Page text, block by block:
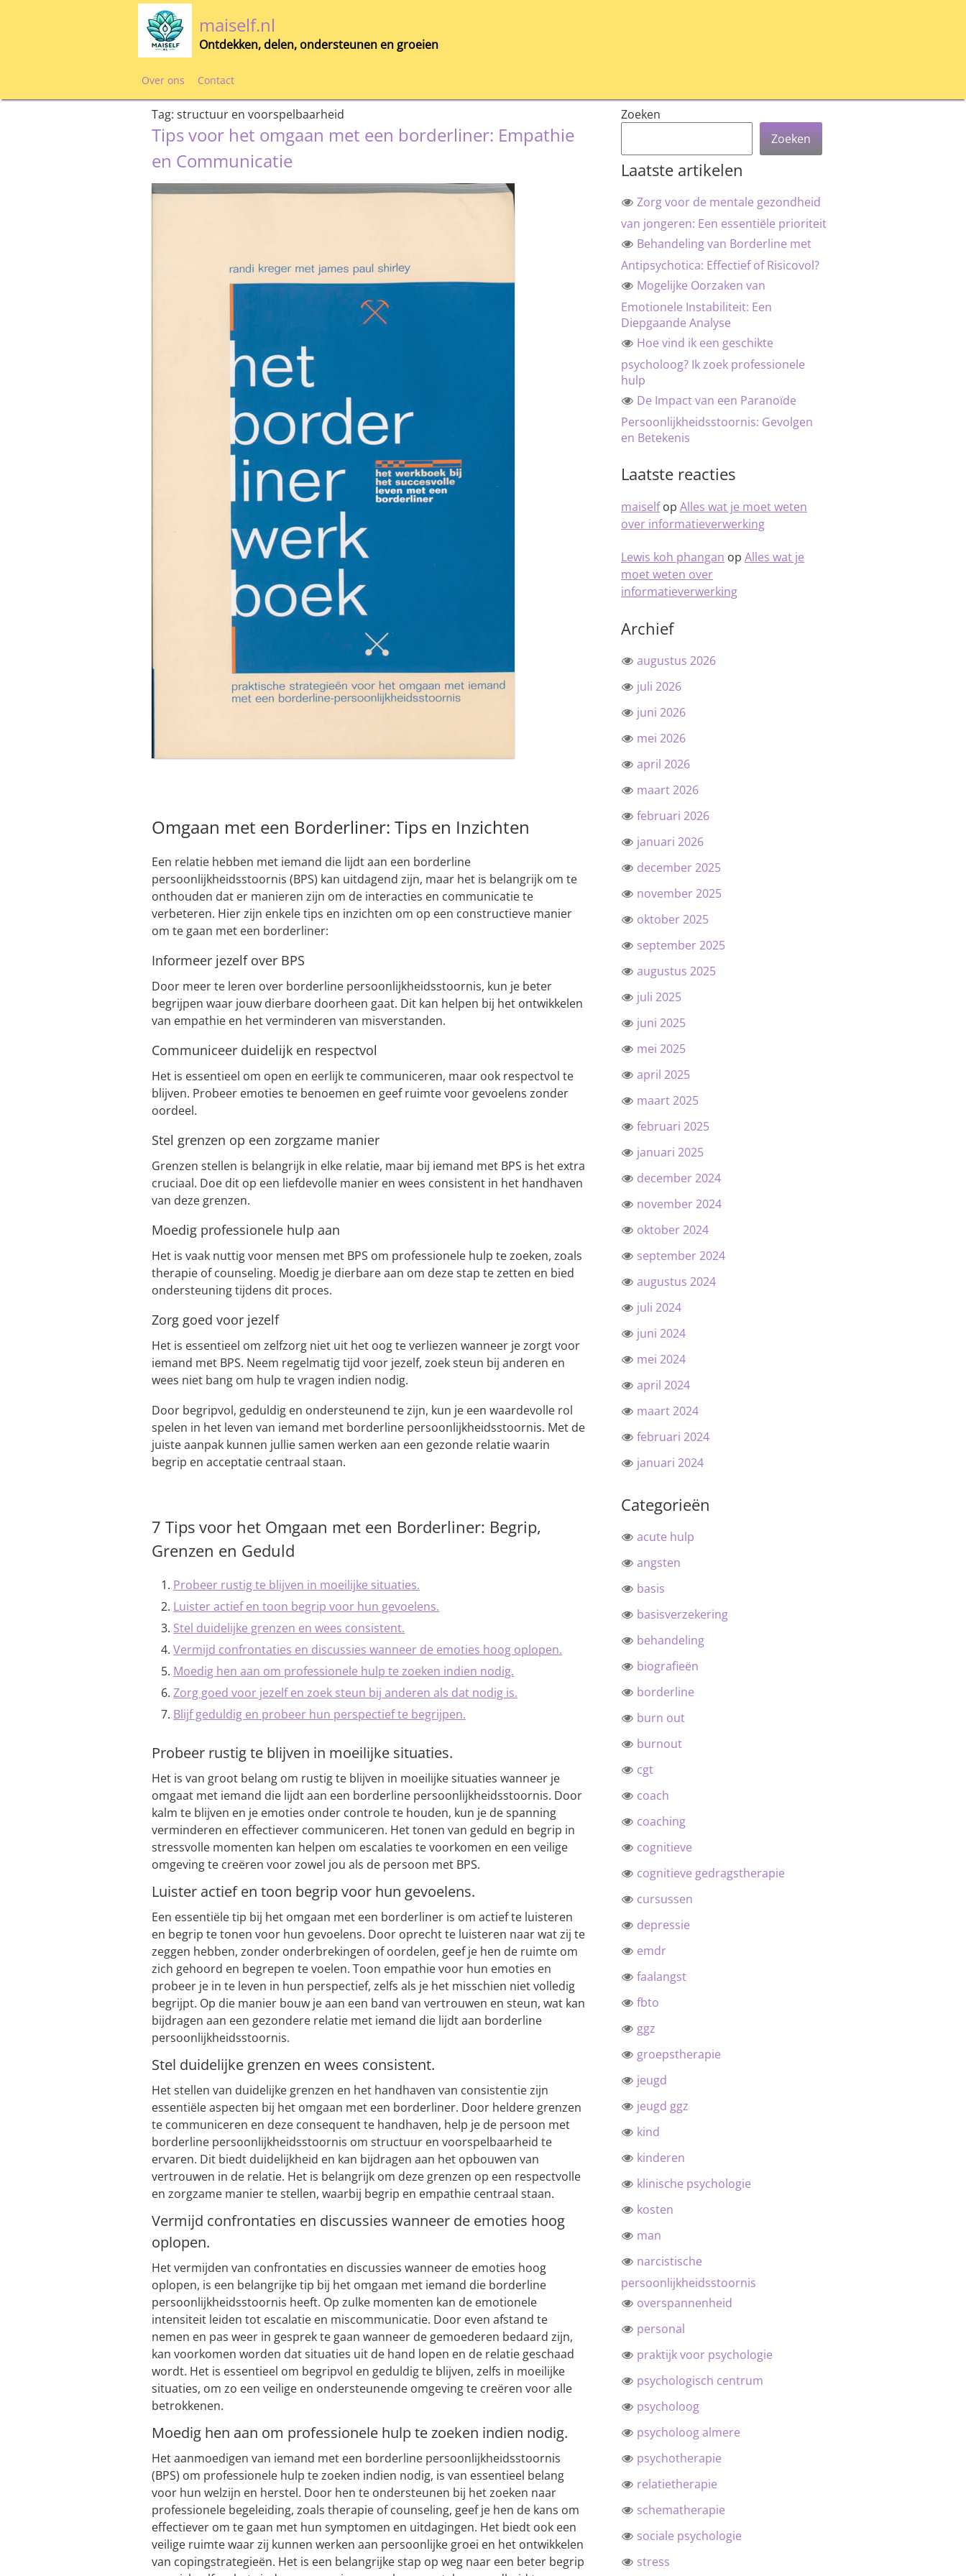
maiself.nl
Ontdekken, delen, ondersteunen en groeien
Over ons Contact
Tag:structuur en voorspelbaarheid
Tips voor het omgaan met een borderliner: Empathie
en Communicatie
Omgaan met een Borderliner: Tips en Inzichten
Een relatie hebben met iemand die lijdt aan een borderline
persoonlijkheidsstoornis (BPS) kan uitdagend zijn, maar het is belangrijk om te
onthouden dat er manieren zijn om de interacties en communicatie te
verbeteren. Hier zijn enkele tips en inzichten om op een constructieve manier
om te gaan met een borderliner:
Informeer jezelf over BPS
Door meer te leren over borderline persoonlijkheidsstoornis, kun je beter
begrijpen waar jouw dierbare doorheen gaat. Dit kan helpen bij het ontwikkelen
van empathie en het verminderen van misverstanden.
Communiceer duidelijk en respectvol
Het is essentieel om open en eerlijk te communiceren, maar ook respectvol te
blijven. Probeer emoties te benoemen en geef ruimte voor gevoelens zonder
oordeel.
Stel grenzen op een zorgzame manier
Grenzen stellen is belangrijk in elke relatie, maar bij iemand met BPS is het extra
cruciaal. Doe dit op een liefdevolle manier en wees consistent in het handhaven
van deze grenzen.
Moedig professionele hulp aan
Het is vaak nuttig voor mensen met BPS om professionele hulp te zoeken, zoals
therapie of counseling. Moedig je dierbare aan om deze stap te zetten en bied
ondersteuning tijdens dit proces.
Zorg goed voor jezelf
Het is essentieel om zelfzorg niet uit het oog te verliezen wanneer je zorgt voor
iemand met BPS. Neem regelmatig tijd voor jezelf, zoek steun bij anderen en
wees niet bang om hulp te vragen indien nodig.
Door begripvol, geduldig en ondersteunend te zijn, kun je een waardevolle rol
spelen in het leven van iemand met borderline persoonlijkheidsstoornis. Met de
juiste aanpak kunnen jullie samen werken aan een gezonde relatie waarin
begrip en acceptatie centraal staan.
7 Tips voor het Omgaan met een Borderliner: Begrip,
Grenzen en Geduld
Probeer rustig te blijven in moeilijke situaties.
Luister actief en toon begrip voor hun gevoelens.
Stel duidelijke grenzen en wees consistent.
Vermijd confrontaties en discussies wanneer de emoties hoog oplopen.
Moedig hen aan om professionele hulp te zoeken indien nodig.
Zorg goed voor jezelf en zoek steun bij anderen als dat nodig is.
Blijf geduldig en probeer hun perspectief te begrijpen.
Probeer rustig te blijven in moeilijke situaties.
Het is van groot belang om rustig te blijven in moeilijke situaties wanneer je
omgaat met iemand die lijdt aan een borderline persoonlijkheidsstoornis. Door
kalm te blijven en je emoties onder controle te houden, kun je de spanning
verminderen en effectiever communiceren. Het tonen van geduld en begrip in
stressvolle momenten kan helpen om escalaties te voorkomen en een veilige
omgeving te creëren voor zowel jou als de persoon met BPS.
Luister actief en toon begrip voor hun gevoelens.
Een essentiële tip bij het omgaan met een borderliner is om actief te luisteren
en begrip te tonen voor hun gevoelens. Door oprecht te luisteren naar wat zij te
zeggen hebben, zonder onderbrekingen of oordelen, geef je hen de ruimte om
zich gehoord en begrepen te voelen. Toon empathie voor hun emoties en
probeer je in te leven in hun perspectief, zelfs als je het misschien niet volledig
begrijpt. Op die manier bouw je aan een band van vertrouwen en steun, wat kan
bijdragen aan een gezondere relatie met iemand die lijdt aan borderline
persoonlijkheidsstoornis.
Stel duidelijke grenzen en wees consistent.
Het stellen van duidelijke grenzen en het handhaven van consistentie zijn
essentiële aspecten bij het omgaan met een borderliner. Door heldere grenzen
te communiceren en deze consequent te handhaven, help je de persoon met
borderline persoonlijkheidsstoornis om structuur en voorspelbaarheid te
ervaren. Dit biedt duidelijkheid en kan bijdragen aan het opbouwen van
vertrouwen in de relatie. Het is belangrijk om deze grenzen op een respectvolle
en zorgzame manier te stellen, waarbij begrip en empathie centraal staan.
Vermijd confrontaties en discussies wanneer de emoties hoog
oplopen.
Het vermijden van confrontaties en discussies wanneer de emoties hoog
oplopen, is een belangrijke tip bij het omgaan met iemand die borderline
persoonlijkheidsstoornis heeft. Op zulke momenten kan de emotionele
intensiteit leiden tot escalatie en miscommunicatie. Door even afstand te
nemen en pas weer in gesprek te gaan wanneer de gemoederen bedaard zijn,
kan voorkomen worden dat situaties uit de hand lopen en de relatie geschaad
wordt. Het is essentieel om begripvol en geduldig te blijven, zelfs in moeilijke
situaties, om zo een veilige en ondersteunende omgeving te creëren voor alle
betrokkenen.
Moedig hen aan om professionele hulp te zoeken indien nodig.
Het aanmoedigen van iemand met een borderline persoonlijkheidsstoornis
(BPS) om professionele hulp te zoeken indien nodig, is van essentieel belang
voor hun welzijn en herstel. Door hen te ondersteunen bij het zoeken naar
professionele begeleiding, zoals therapie of counseling, geef je hen de kans om
effectiever om te gaan met hun symptomen en uitdagingen. Het biedt ook een
veilige ruimte waar zij kunnen werken aan persoonlijke groei en het ontwikkelen
van copingstrategieën. Het is een belangrijke stap op weg naar een beter begrip
Zoeken
Zoeken
Laatste artikelen
Zorg voor de mentale gezondheid
van jongeren: Een essentiële prioriteit
Behandeling van Borderline met
Antipsychotica: Effectief of Risicovol?
Mogelijke Oorzaken van
Emotionele Instabiliteit: Een
Diepgaande Analyse
Hoe vind ik een geschikte
psycholoog? Ik zoek professionele
hulp
De Impact van een Paranoïde
Persoonlijkheidsstoornis: Gevolgen
en Betekenis
Laatste reacties
maiselfop Alles wat je moet weten
over informatieverwerking
Lewis koh phangan op Alles wat je
moet weten over
informatieverwerking
Archief
augustus 2026
juli 2026
juni 2026
mei 2026
april 2026
maart 2026
februari 2026
januari 2026
december 2025
november 2025
oktober 2025
september 2025
augustus 2025
juli 2025
juni 2025
mei 2025
april 2025
maart 2025
februari 2025
januari 2025
december 2024
november 2024
oktober 2024
september 2024
augustus 2024
juli 2024
juni 2024
mei 2024
april 2024
maart 2024
februari 2024
januari 2024
Categorieën
acute hulp
angsten
basis
basisverzekering
behandeling
biografieën
borderline
burn out
burnout
cgt
coach
coaching
cognitieve
cognitieve gedragstherapie
cursussen
depressie
emdr
faalangst
fbto
ggz
groepstherapie
jeugd
jeugd ggz
kind
kinderen
klinische psychologie
kosten
man
narcistische
persoonlijkheidsstoornis
overspannenheid
personal
praktijk voor psychologie
psychologisch centrum
psycholoog
psycholoog almere
psychotherapie
relatietherapie
schematherapie
sociale psychologie
stress